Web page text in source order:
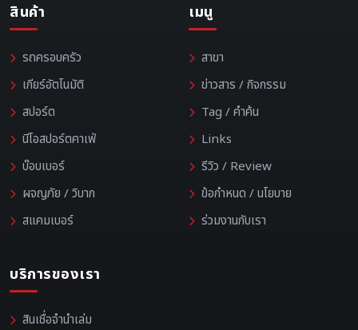
สินค้า
รถครอบครัว
เกียร์อัตโนมัติ
สปอร์ต
นีโอสปอร์ตคาเฟ่
บ๊อบเบอร์
ผจญภัย / วิบาก
สแคมเบอร์
เมนู
สาขา
ข่าวสาร / กิจกรรม
Tag / คำค้น
Links
รีวิว / Review
ข้อกำหนด / นโยบาย
ร่วมงานกับเรา
บริการของเรา
สินเชื่อจำนำเล่ม